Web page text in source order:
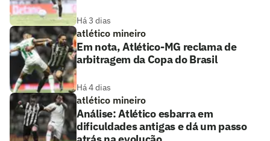
Há 3 dias
atlético mineiro
Em nota, Atlético-MG reclama de
arbitragem da Copa do Brasil
Há 4 dias
atlético mineiro
Análise: Atlético esbarra em
dificuldades antigas e dá um passo